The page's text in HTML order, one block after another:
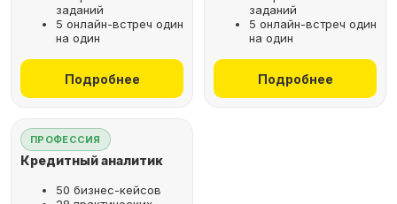
заданий
5 онлайн-встреч один
на один
Подробнее
заданий
5 онлайн-встреч один
на один
Подробнее
ПРОФЕССИЯ
Кредитный аналитик
50 бизнес-кейсов
оптимальную программу для
на бесплатную
консультацию